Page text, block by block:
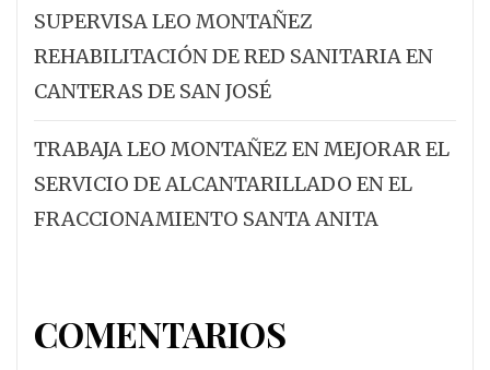
SUPERVISA LEO MONTAÑEZ
REHABILITACIÓN DE RED SANITARIA EN
CANTERAS DE SAN JOSÉ
TRABAJA LEO MONTAÑEZ EN MEJORAR EL
SERVICIO DE ALCANTARILLADO EN EL
FRACCIONAMIENTO SANTA ANITA
COMENTARIOS